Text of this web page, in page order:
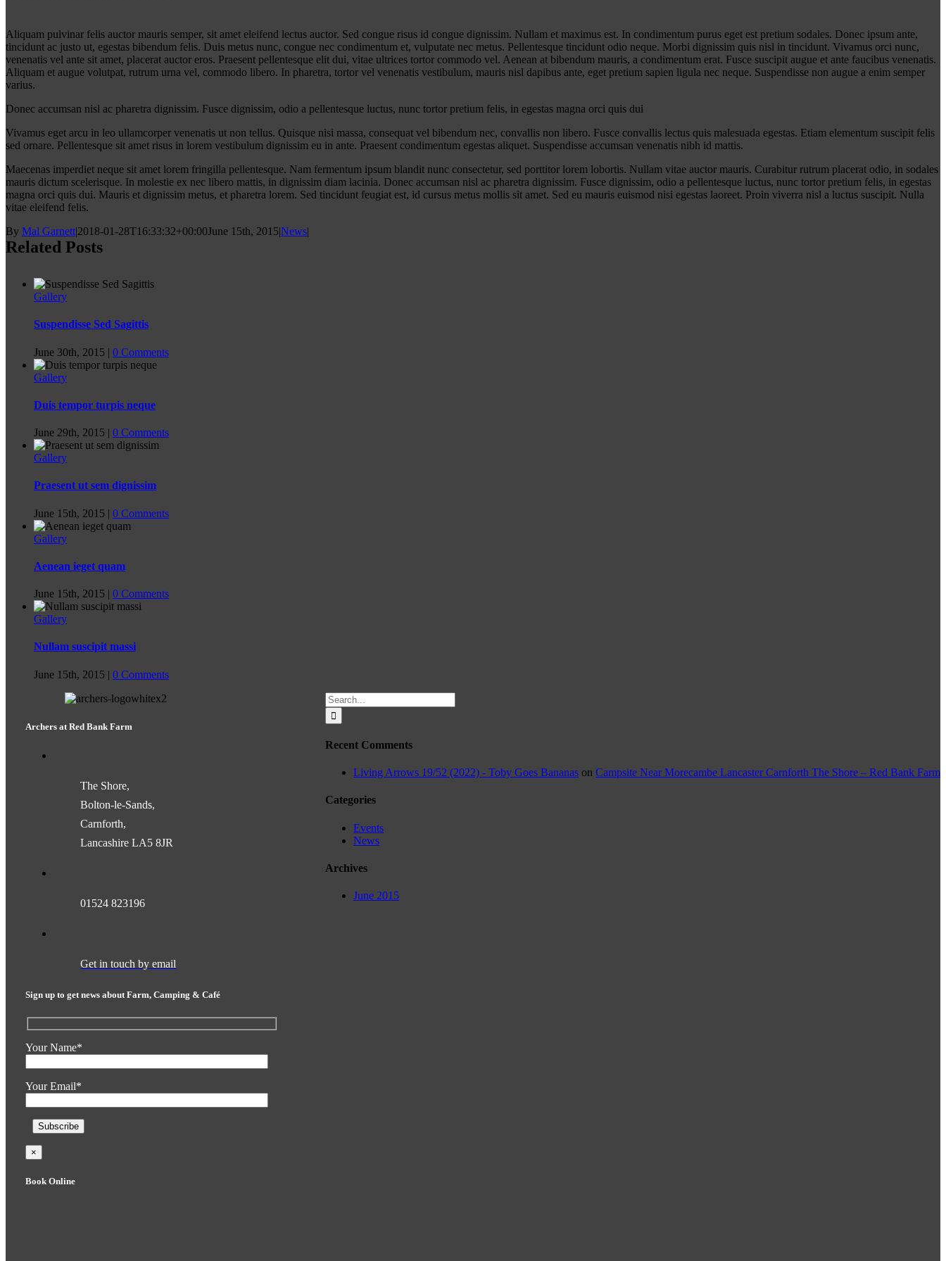
Aliquam pulvinar felis auctor mauris semper, sit amet eleifend lectus auctor. Sed congue risus id congue dignissim. Nullam et maximus est. In condimentum purus eget est pretium sodales. Donec ipsum ante,
tincidunt ac justo ut, egestas bibendum felis. Duis metus nunc, congue nec condimentum et, vulputate nec metus. Pellentesque tincidunt odio neque. Morbi dignissim quis nisl in tincidunt. Vivamus orci nunc,
venenatis vel ante sit amet, placerat auctor eros. Praesent pellentesque elit dui, vitae ultrices tortor commodo vel. Aenean at bibendum mauris, a condimentum erat. Fusce suscipit augue et ante faucibus venenatis.
Aliquam et augue volutpat, rutrum urna vel, commodo libero. In pharetra, tortor vel venenatis vestibulum, mauris nisl dapibus ante, eget pretium sapien ligula nec neque. Suspendisse non augue a enim semper
varius.
Donec accumsan nisl ac pharetra dignissim. Fusce dignissim, odio a pellentesque luctus, nunc tortor pretium felis, in egestas magna orci quis dui
Vivamus eget arcu in leo ullamcorper venenatis ut non tellus. Quisque nisi massa, consequat vel bibendum nec, convallis non libero. Fusce convallis lectus quis malesuada egestas. Etiam elementum suscipit felis
sed ornare. Pellentesque sit amet risus in lorem vestibulum dignissim eu in ante. Praesent condimentum egestas aliquet. Suspendisse accumsan venenatis nibh id mattis.
Maecenas imperdiet neque sit amet lorem fringilla pellentesque. Nam fermentum ipsum blandit nunc consectetur, sed porttitor lorem lobortis. Nullam vitae auctor mauris. Curabitur rutrum placerat odio, in sodales
mauris dictum scelerisque. In molestie ex nec libero mattis, in dignissim diam lacinia. Donec accumsan nisl ac pharetra dignissim. Fusce dignissim, odio a pellentesque luctus, nunc tortor pretium felis, in egestas
magna orci quis dui. Mauris et dignissim metus, et pharetra lorem. Sed tincidunt feugiat est, id cursus metus mollis sit amet. Sed eu mauris euismod nisi egestas laoreet. Proin viverra nisl a luctus suscipit. Nulla
vitae eleifend felis.
By Mal Garnett|2018-01-28T16:33:32+00:00June 15th, 2015|News|
Related Posts
Gallery
Suspendisse Sed Sagittis
June 30th, 2015 | 0 Comments
Gallery
Duis tempor turpis neque
June 29th, 2015 | 0 Comments
Gallery
Praesent ut sem dignissim
June 15th, 2015 | 0 Comments
Gallery
Aenean ieget quam
June 15th, 2015 | 0 Comments
Gallery
Nullam suscipit massi
June 15th, 2015 | 0 Comments
Search
for:
Recent Comments
Living Arrows 19/52 (2022) - Toby Goes Bananas on Campsite Near Morecambe Lancaster Carnforth The Shore – Red Bank Farm
Categories
Events
News
Archives
June 2015
Archers at Red Bank Farm
The Shore,
Bolton-le-Sands,
Carnforth,
Lancashire LA5 8JR
01524 823196
Get in touch by email
Sign up to get news about Farm, Camping & Café
Your Name*
Your Email*
×
Book Online